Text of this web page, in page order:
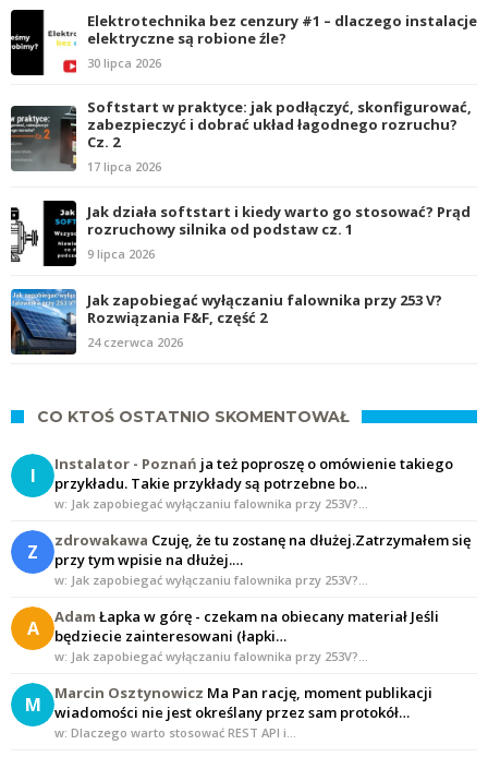
Elektrotechnika bez cenzury #1 – dlaczego instalacje
elektryczne są robione źle?
30 lipca 2026
Softstart w praktyce: jak podłączyć, skonfigurować,
zabezpieczyć i dobrać układ łagodnego rozruchu?
Cz. 2
17 lipca 2026
Jak działa softstart i kiedy warto go stosować? Prąd
rozruchowy silnika od podstaw cz. 1
9 lipca 2026
Jak zapobiegać wyłączaniu falownika przy 253 V?
Rozwiązania F&F, część 2
24 czerwca 2026
CO KTOŚ OSTATNIO SKOMENTOWAŁ
I Instalator - Poznań ja też poproszę o omówienie takiego
przykładu. Takie przykłady są potrzebne bo…
w: Jak zapobiegać wyłączaniu falownika przy 253V?…
Z zdrowakawa Czuję, że tu zostanę na dłużej.Zatrzymałem się
przy tym wpisie na dłużej.…
w: Jak zapobiegać wyłączaniu falownika przy 253V?…
A Adam Łapka w górę - czekam na obiecany materiał Jeśli
będziecie zainteresowani (łapki…
w: Jak zapobiegać wyłączaniu falownika przy 253V?…
M Marcin Osztynowicz Ma Pan rację, moment publikacji
wiadomości nie jest określany przez sam protokół…
w: Dlaczego warto stosować REST API i…